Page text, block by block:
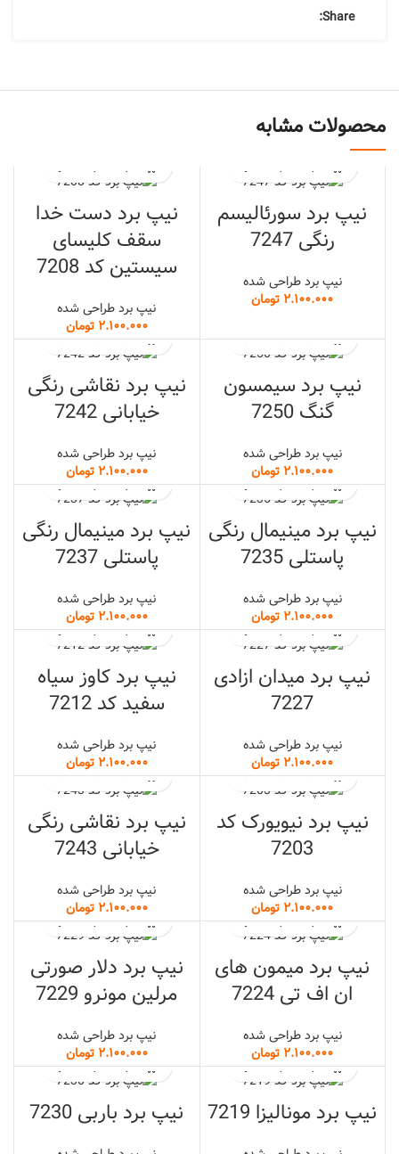
Share:
محصولات مشابه
نیپ برد سورئالیسم
رنگی 7247
نیپ برد طراحی شده
تومان
نیپ برد دست خدا
سقف کلیسای
سیستین کد 7208
نیپ برد طراحی شده
تومان
نیپ برد سیمسون
گنگ 7250
نیپ برد طراحی شده
تومان
نیپ برد نقاشی رنگی
خیابانی 7242
نیپ برد طراحی شده
تومان
نیپ برد مینیمال رنگی
پاستلی 7235
نیپ برد طراحی شده
تومان
نیپ برد مینیمال رنگی
پاستلی 7237
نیپ برد طراحی شده
تومان
نیپ برد میدان ازادی
7227
نیپ برد طراحی شده
تومان
نیپ برد کاوز سیاه
سفید کد 7212
نیپ برد طراحی شده
تومان
نیپ برد نیویورک کد
7203
نیپ برد طراحی شده
تومان
نیپ برد نقاشی رنگی
خیابانی 7243
نیپ برد طراحی شده
تومان
نیپ برد میمون های
ان اف تی 7224
نیپ برد طراحی شده
تومان
نیپ برد دلار صورتی
مرلین مونرو 7229
نیپ برد طراحی شده
تومان
نیپ برد مونالیزا 7219 نیپ برد باربی 7230